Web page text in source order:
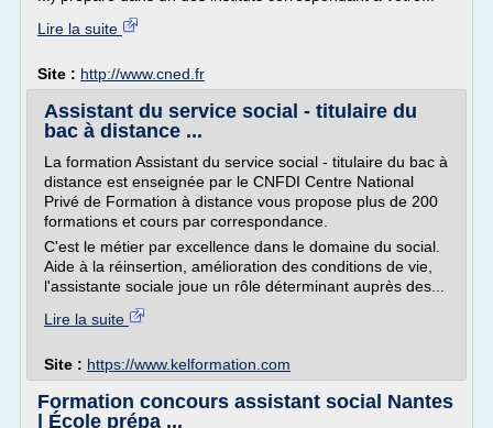
Lire la suite
Site : http://www.cned.fr
Assistant du service social - titulaire du
bac à distance ...
La formation Assistant du service social - titulaire du bac à
distance est enseignée par le CNFDI Centre National
Privé de Formation à distance vous propose plus de 200
formations et cours par correspondance.
C'est le métier par excellence dans le domaine du social.
Aide à la réinsertion, amélioration des conditions de vie,
l'assistante sociale joue un rôle déterminant auprès des...
Lire la suite
Site : https://www.kelformation.com
Formation concours assistant social Nantes
| École prépa ...